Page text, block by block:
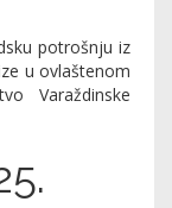
potrošnju iz
u ovlaštenom
Varaždinske